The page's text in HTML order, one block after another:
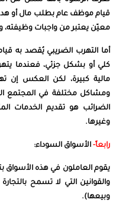
قيام موظف عام بطلب مال أو
معيّن يعتبر من واجبات
أما التهرب الضريبي يُقصد به
كلي أو بشكل جزئي، فعندما
مالية كبيرة، لكن العكس
ومشاكل مختلفة في المجتمع
الضرائب هو تقديم الخدمات
وغيرها.
رابعاً- الأسواق السوداء:
يقوم العاملون في هذه الأسواق
والقوانين التي لا تسمح
وبيعها).